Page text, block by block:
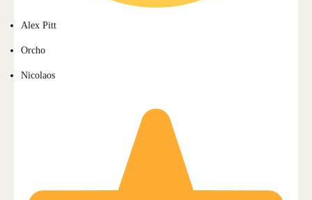
Alex Pitt
Orcho
Nicolaos